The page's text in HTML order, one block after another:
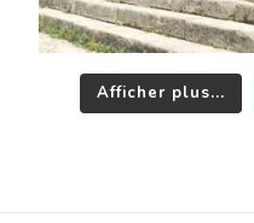
Afficher plus...